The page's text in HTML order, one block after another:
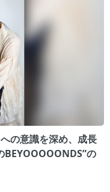
の意識を深め、成長
の